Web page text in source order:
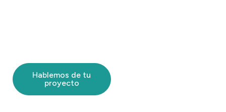
Hablemos de tu
proyecto